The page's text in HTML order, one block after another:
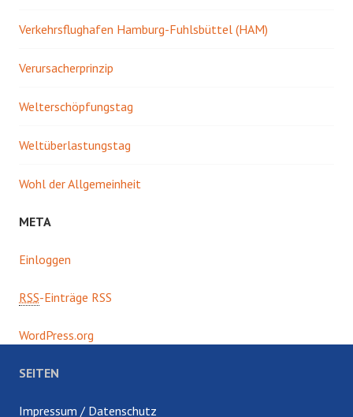
Verkehrsflughafen Hamburg-Fuhlsbüttel (HAM)
Verursacherprinzip
Welterschöpfungstag
Weltüberlastungstag
Wohl der Allgemeinheit
META
Einloggen
RSS-Einträge RSS
WordPress.org
SEITEN
Impressum / Datenschutz